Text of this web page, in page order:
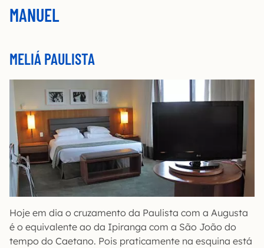
MANUEL
MELIÁ PAULISTA
Hoje em dia o cruzamento da Paulista com a Augusta
é o equivalente ao da Ipiranga com a São João do
tempo do Caetano. Pois praticamente na esquina está